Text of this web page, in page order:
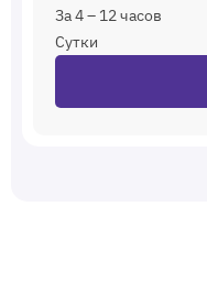
За 4 – 12 часов
Сутки